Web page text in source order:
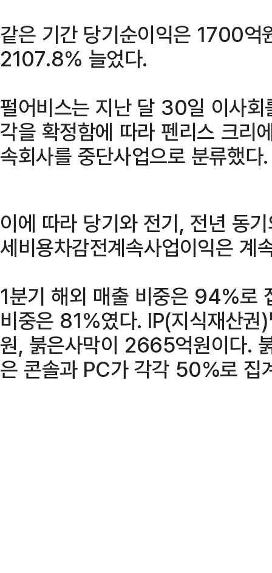
같은 기간 당기순이익은 1700억
2107.8% 늘었다.
펄어비스는 지난 달 30일 이사
각을 확정함에 따라 펜리스 크리
속회사를 중단사업으로 분류했다.
이에 따라 당기와 전기, 전년 동
세비용차감전계속사업이익은 계
1분기 해외 매출 비중은 94%로
비중은 81%였다. IP(지식재산
원, 붉은사막이 2665억원이다.
은 콘솔과 PC가 각각 50%로 집